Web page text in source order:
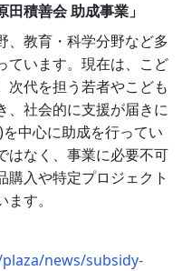
積善会 助成事業」
、教育・科学分野など多
ています。現在は、こど
次代を担う若者やこども
、社会的に支援が届きに
中心に助成を行ってい
はなく、事業に必要不可
購入や特定プロジェクト
す。
news/subsidy-